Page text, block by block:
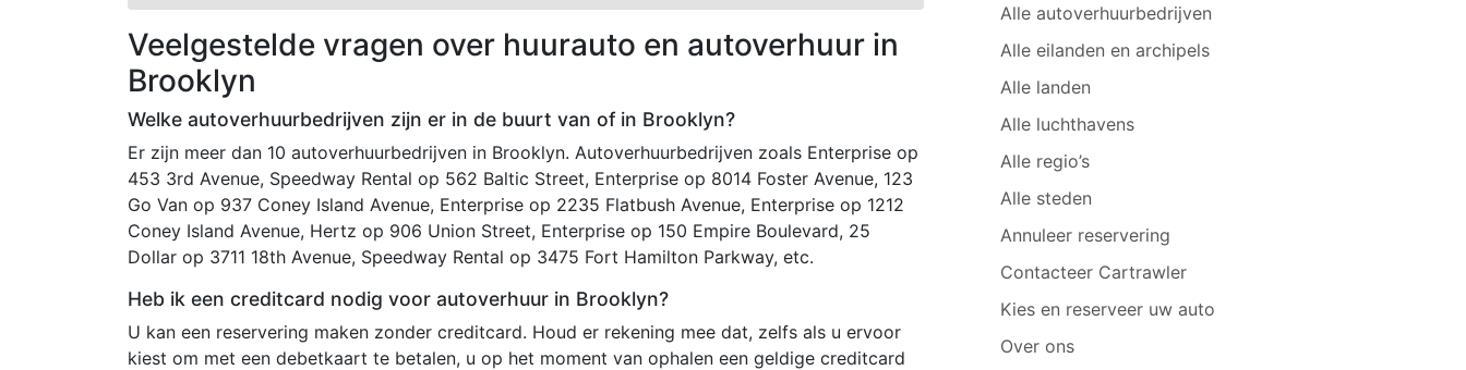
Veelgestelde vragen over huurauto en autoverhuur in
Brooklyn
Welke autoverhuurbedrijven zijn er in de buurt van of in Brooklyn?
Er zijn meer dan 10 autoverhuurbedrijven in Brooklyn. Autoverhuurbedrijven zoals Enterprise op
453 3rd Avenue, Speedway Rental op 562 Baltic Street, Enterprise op 8014 Foster Avenue, 123
Go Van op 937 Coney Island Avenue, Enterprise op 2235 Flatbush Avenue, Enterprise op 1212
Coney Island Avenue, Hertz op 906 Union Street, Enterprise op 150 Empire Boulevard, 25
Dollar op 3711 18th Avenue, Speedway Rental op 3475 Fort Hamilton Parkway, etc.
Heb ik een creditcard nodig voor autoverhuur in Brooklyn?
U kan een reservering maken zonder creditcard. Houd er rekening mee dat, zelfs als u ervoor
kiest om met een debetkaart te betalen, u op het moment van ophalen een geldige creditcard
Alle autoverhuurbedrijven
Alle eilanden en archipels
Alle landen
Alle luchthavens
Alle regio’s
Alle steden
Annuleer reservering
Contacteer Cartrawler
Kies en reserveer uw auto
Over ons